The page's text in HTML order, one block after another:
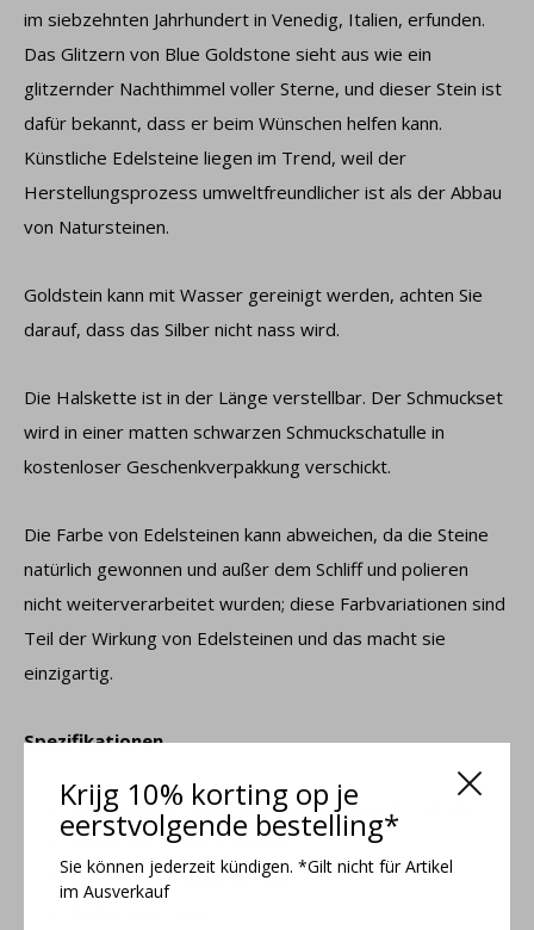
Krijg 10% korting op je
eerstvolgende bestelling*
Sie können jederzeit kündigen. *Gilt nicht für Artikel
im Ausverkauf
im siebzehnten Jahrhundert in Venedig, Italien, erfunden.
Das Glitzern von Blue Goldstone sieht aus wie ein
glitzernder Nachthimmel voller Sterne, und dieser Stein ist
dafür bekannt, dass er beim Wünschen helfen kann.
Künstliche Edelsteine ​​liegen im Trend, weil der
Herstellungsprozess umweltfreundlicher ist als der Abbau
von Natursteinen.
Goldstein kann mit Wasser gereinigt werden, achten Sie
darauf, dass das Silber nicht nass wird.
Die Halskette ist in der Länge verstellbar. Der Schmuckset
wird in einer matten schwarzen Schmuckschatulle in
kostenloser Geschenkverpakkung verschickt.
Die Farbe von Edelsteinen kann abweichen, da die Steine ​​
natürlich gewonnen und außer dem Schliff und polieren
nicht weiterverarbeitet wurden; diese Farbvariationen sind
Teil der Wirkung von Edelsteinen und das macht sie
einzigartig.
Spezifikationen
Gliederkette mit Verlängerungskette 42 – 46 cm
Breite der Kette: 1,35 mm
Durchschnitt Stein: 10 mm